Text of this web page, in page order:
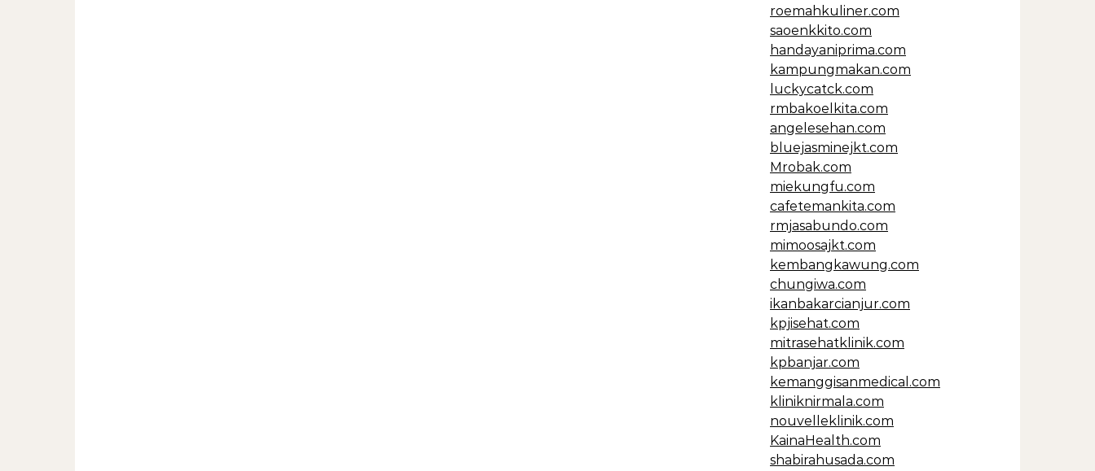
roemahkuliner.com
saoenkkito.com
handayaniprima.com
kampungmakan.com
luckycatck.com
rmbakoelkita.com
angelesehan.com
bluejasminejkt.com
Mrobak.com
miekungfu.com
cafetemankita.com
rmjasabundo.com
mimoosajkt.com
kembangkawung.com
chungiwa.com
ikanbakarcianjur.com
kpjisehat.com
mitrasehatklinik.com
kpbanjar.com
kemanggisanmedical.com
kliniknirmala.com
nouvelleklinik.com
KainaHealth.com
shabirahusada.com